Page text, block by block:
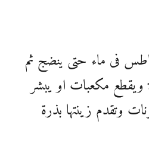
فى ماء حتى ينضج ثم
ويقطع مكعبات او يبشر
وتقدم زينتها بذرة